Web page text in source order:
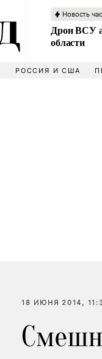
Новость
Дрон ВСУ
области
РОССИЯ И США
18 ИЮНЯ 2014,